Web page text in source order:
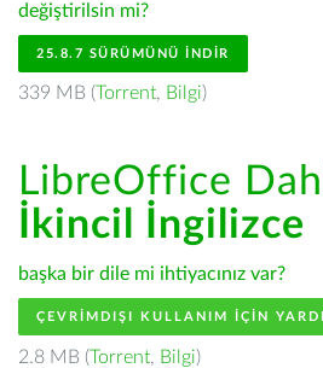
değiştirilsin mi?
25.8.7 SÜRÜMÜNÜ İNDIR
339 MB (Torrent, Bilgi)
LibreOffice
İkincil İngilizce
başka bir dile mi ihtiyacınız var?
ÇEVRIMDIŞI KULLANIM IÇIN
2.8 MB (Torrent, Bilgi)